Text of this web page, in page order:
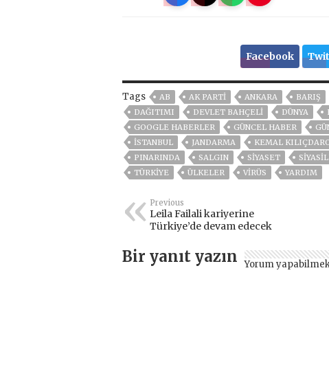
Facebook
Tags AB AK PARTİ ANKARA BARIŞ
DAĞITIMI
DEVLET BAHÇELİ DÜNYA
GOOGLE HABERLER
GÜNCEL HABER
ISTANBUL
JANDARMA KEMAL
PINARINDA
SALGIN SİYASET
TÜRKİYE
ÜLKELER VIRÜS YARDIM
Previous
Leila Failali kariyerine
Türkiye’de devam edecek
Bir yanıt yazın Yorum